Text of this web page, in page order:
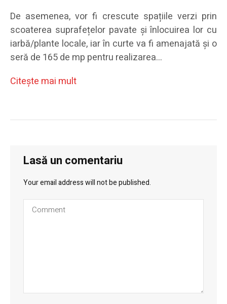
De asemenea, vor fi crescute spațiile verzi prin
scoaterea suprafețelor pavate și înlocuirea lor cu
iarbă/plante locale, iar în curte va fi amenajată și o
seră de 165 de mp pentru realizarea…
Citeşte mai mult
Lasă un comentariu
Your email address will not be published.